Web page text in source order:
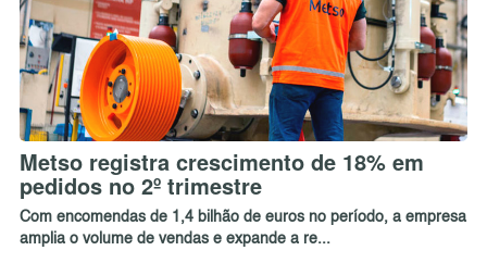
Metso registra crescimento de 18% em
pedidos no 2º trimestre
Com encomendas de 1,4 bilhão de euros no período, a empresa
amplia o volume de vendas e expande a re...